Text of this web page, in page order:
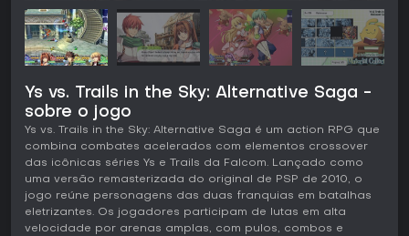
Ys vs. Trails in the Sky: Alternative Saga -
sobre o jogo
Ys vs. Trails in the Sky: Alternative Saga é um action RPG que
combina combates acelerados com elementos crossover
das icônicas séries Ys e Trails da Falcom. Lançado como
uma versão remasterizada do original de PSP de 2010, o
jogo reúne personagens das duas franquias em batalhas
eletrizantes. Os jogadores participam de lutas em alta
velocidade por arenas amplas, com pulos, combos e